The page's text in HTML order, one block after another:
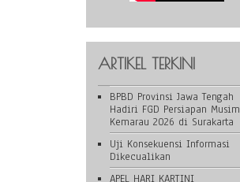
ARTIKEL TERKINI
BPBD Provinsi Jawa Tengah
Hadiri FGD Persiapan Musim
Kemarau 2026 di Surakarta
Uji Konsekuensi Informasi
Dikecualikan
APEL HARI KARTINI